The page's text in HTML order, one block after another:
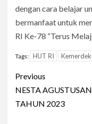
dengan cara belajar
bermanfaat untuk
RI Ke-78 “Terus
Tags: HUT RI
Post
navigation
Previous
NESTA AGUSTUSAN
TAHUN 2023